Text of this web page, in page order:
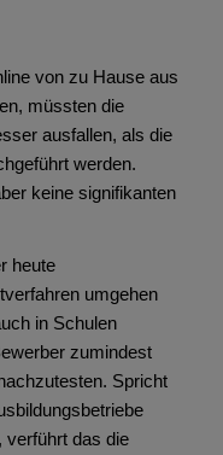
von zu Hause aus
müssten die
ausfallen, als die
werden.
keine signifikanten
heute
umgehen
in Schulen
zumindest
Spricht
verführt das die